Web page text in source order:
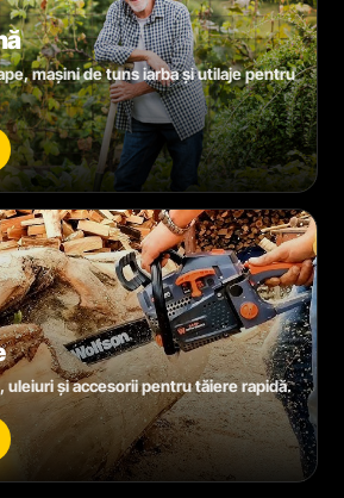
mașini de tuns iarba și utilaje pentru
uleiuri și accesorii pentru tăiere rapidă.